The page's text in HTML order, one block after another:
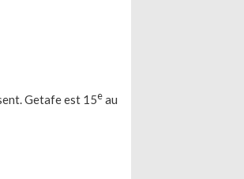
Getafe est 15e au